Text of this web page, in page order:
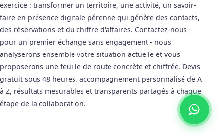
exercice : transformer un territoire, une activité, un savoir-
faire en présence digitale pérenne qui génère des contacts,
des réservations et du chiffre d'affaires. Contactez-nous
pour un premier échange sans engagement - nous
analyserons ensemble votre situation actuelle et vous
proposerons une feuille de route concrète et chiffrée. Devis
gratuit sous 48 heures, accompagnement personnalisé de A
à Z, résultats mesurables et transparents partagés à chaque
étape de la collaboration.